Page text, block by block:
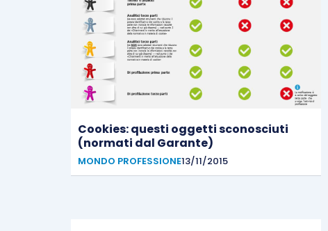
Cookies: questi oggetti sconosciuti
(normati dal Garante)
MONDO PROFESSIONE13/11/2015